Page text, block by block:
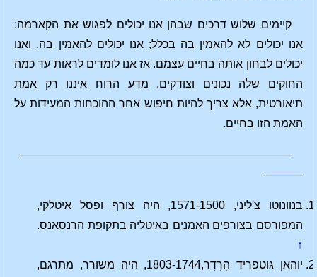
קיימים שלוש דרכים שבהן אנו יכולים לפגוש את הקארמה:
אנו יכולים לא להאמין בה בכלל; אנו יכולים להאמין בה, ואנו
יכולים לבחון אותה בחיים עצמם. אז אנו לומדים לראות עד כמה
החוקים שלה נכונים וצודקים. מדע הרוח איננו רק אמת
תיאורטית, אלא צריך להיות חיפוש אחר ההוכחות המעידות על
האמת הזו בחיים.
————————————————————————
———–
בנוונוטו צ'ליני, 1571-1500, היה צורף ופסל איטלקי,
המפורסם בצורפים האמנים באיטליה בתקופת הרנסאנס.
↑
יוהאן גוטפריד הֶרְדֶר,1803-1744, היה משורר, מתרגם,